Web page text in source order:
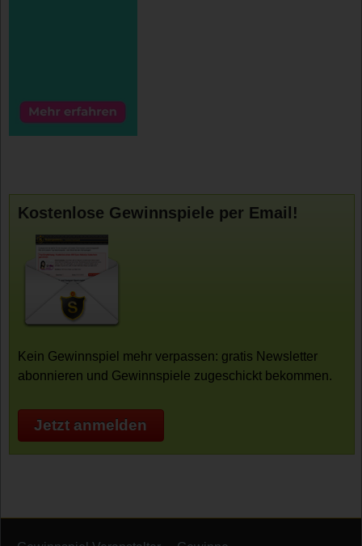
Kostenlose Gewinnspiele per Email!
Kein Gewinnspiel mehr verpassen: gratis Newsletter
abonnieren und Gewinnspiele zugeschickt bekommen.
Jetzt anmelden